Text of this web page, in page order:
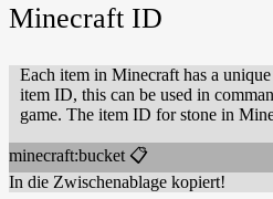
Minecraft ID
Each item in Minecraft has a
item ID, this can be used in
game. The item ID for stone in
minecraft:bucket 📋
In die Zwischenablage kopiert!